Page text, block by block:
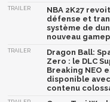
TRAILER
NBA 2K27
défense et
système de
nouveau
TRAILER
Dragon Ball:
Zero : le DLC
Breaking NEO
disponible
contenu